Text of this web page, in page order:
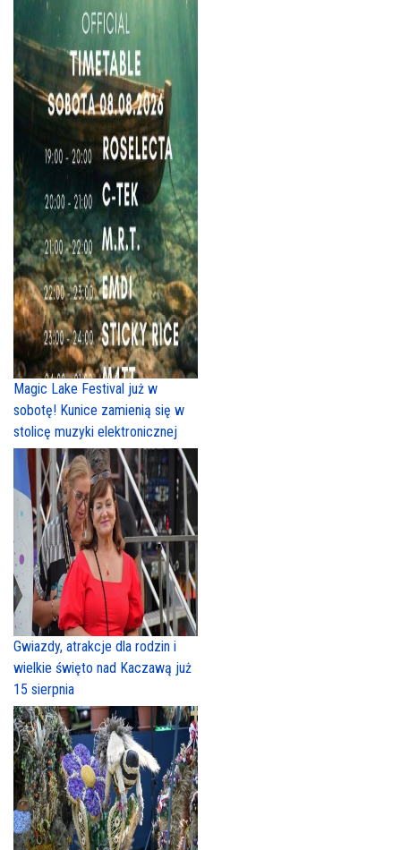
Magic Lake Festival już w
sobotę! Kunice zamienią się w
stolicę muzyki elektronicznej
Gwiazdy, atrakcje dla rodzin i
wielkie święto nad Kaczawą już
15 sierpnia